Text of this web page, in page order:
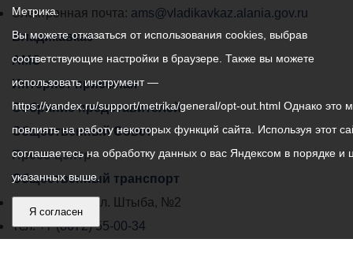
города
Владикавказ:
Электронная почта: ams@vladikavkaz.alania.gov.ru
Владикавказ
АМС
Интернет приемная
Собрание представителей
Общественный Совет
Пресс-центр
Общественный транспорт
Владикавказ, пл. Штыба, №2
Тел:+7 (8672) 55-00-34
Метрика.
Вы можете отказаться от использования cookies, выбрав
соответствующие настройки в браузере. Также вы можете
использовать инструмент —
https://yandex.ru/support/metrika/general/opt-out.html Однако это
повлиять на работу некоторых функций сайта. Используя этот
соглашаетесь на обработку данных о вас Яндексом в порядке и
указанных выше.
Я согласен